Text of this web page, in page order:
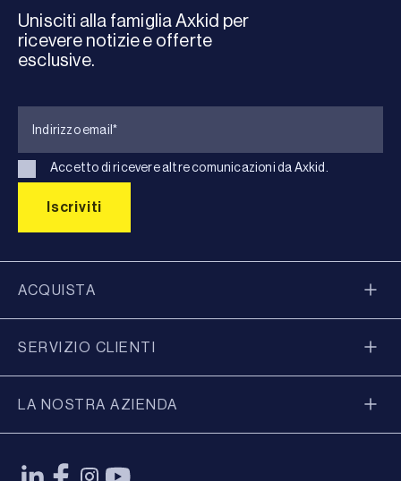
Unisciti alla famiglia Axkid per
ricevere notizie e offerte
esclusive.
Accetto di ricevere altre comunicazioni da Axkid.
ACQUISTA
SERVIZIO CLIENTI
LA NOSTRA AZIENDA